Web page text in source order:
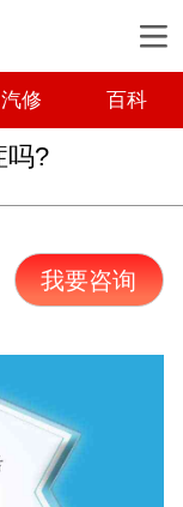
汽修 百科
吗?
我要咨询